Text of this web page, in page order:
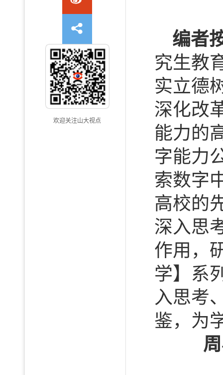
欢迎关注山大视点
编者
究生教
实立德
深化改
能力的
字能力
索数字
高校的
深入思
作用，
学】系
入思考
鉴，为